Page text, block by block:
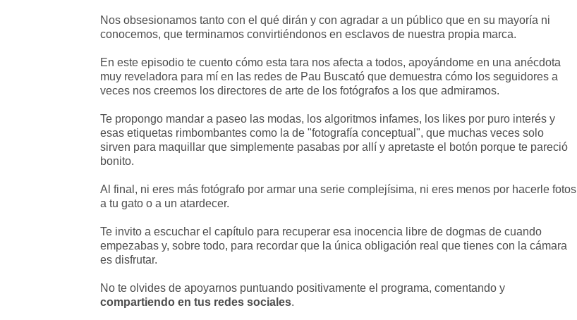
Nos obsesionamos tanto con el qué dirán y con agradar a un público que en su mayoría ni
conocemos, que terminamos convirtiéndonos en esclavos de nuestra propia marca.
En este episodio te cuento cómo esta tara nos afecta a todos, apoyándome en una anécdota
muy reveladora para mí en las redes de Pau Buscató que demuestra cómo los seguidores a
veces nos creemos los directores de arte de los fotógrafos a los que admiramos.
Te propongo mandar a paseo las modas, los algoritmos infames, los likes por puro interés y
esas etiquetas rimbombantes como la de "fotografía conceptual", que muchas veces solo
sirven para maquillar que simplemente pasabas por allí y apretaste el botón porque te pareció
bonito.
Al final, ni eres más fotógrafo por armar una serie complejísima, ni eres menos por hacerle fotos
a tu gato o a un atardecer.
Te invito a escuchar el capítulo para recuperar esa inocencia libre de dogmas de cuando
empezabas y, sobre todo, para recordar que la única obligación real que tienes con la cámara
es disfrutar.
No te olvides de apoyarnos puntuando positivamente el programa, comentando y
compartiendo en tus redes sociales.